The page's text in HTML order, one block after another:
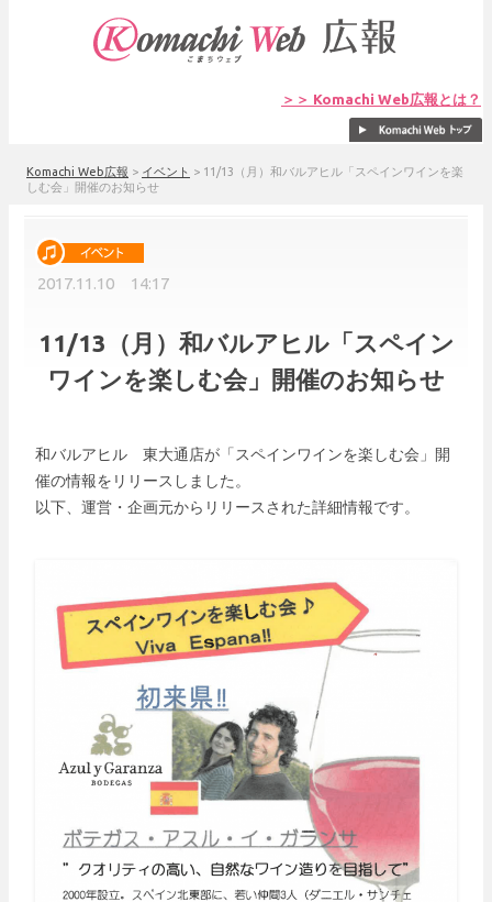
＞＞ Komachi Web広報とは？
Komachi Web広報 > イベント > 11/13（月）和バルアヒル「スペインワインを楽
しむ会」開催のお知らせ
2017.11.10 14:17
11/13（月）和バルアヒル「スペイン
ワインを楽しむ会」開催のお知らせ
和バルアヒル 東大通店が「スペインワインを楽しむ会」開
催の情報をリリースしました。
以下、運営・企画元からリリースされた詳細情報です。